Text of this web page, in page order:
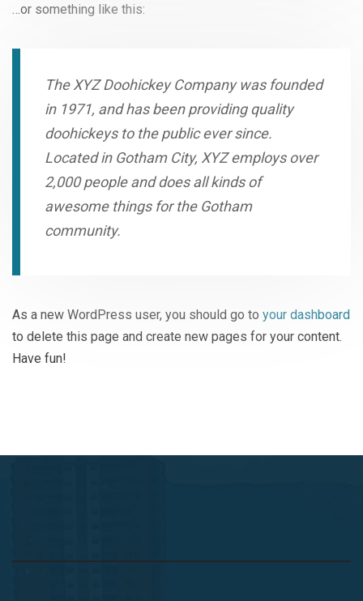
…or something like this:
The XYZ Doohickey Company was founded
in 1971, and has been providing quality
doohickeys to the public ever since.
Located in Gotham City, XYZ employs over
2,000 people and does all kinds of
awesome things for the Gotham
community.
As a new WordPress user, you should go to your dashboard
to delete this page and create new pages for your content.
Have fun!